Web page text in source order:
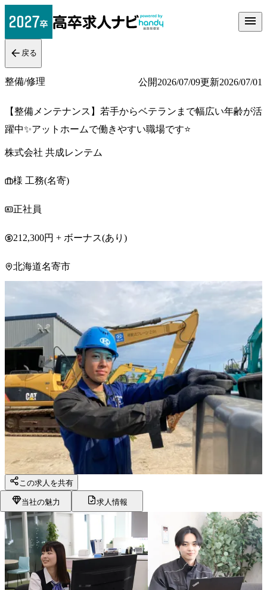
戻る
整備/修理 公開2026/07/09更新2026/07/01
【整備メンテナンス】若手からベテランまで幅広い年齢が活
躍中✨アットホームで働きやすい職場です⭐
株式会社 共成レンテム
様 工務(名寄)
正社員
212,300円 + ボーナス(あり)
北海道名寄市
この求人を共有
当社の魅力 求人情報